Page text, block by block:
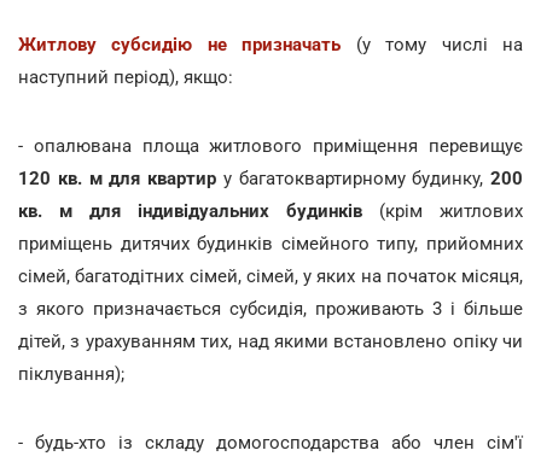
Житлову субсидію не призначать (у тому числі на
наступний період), якщо:
- опалювана площа житлового приміщення перевищує
120 кв. м для квартир у багатоквартирному будинку, 200
кв. м
для індивідуальних будинків (крім житлових
приміщень дитячих будинків сімейного типу, прийомних
сімей, багатодітних сімей, сімей, у яких на початок місяця,
з якого призначається субсидія, проживають 3 і більше
дітей, з урахуванням тих, над якими встановлено опіку чи
піклування);
- будь-хто із складу домогосподарства або член сім'ї